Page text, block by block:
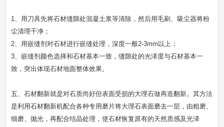
1、用刀具先将石材缝隙处混凝土浆等清除，然后用毛刷、吸尘器将粉
尘清理干净；
2、用嵌缝剂对石材进行嵌缝处理，深度一般2-3mm以上；
3、嵌缝剂颜色选择和石材基本一致，缝隙处的光泽度与石材基本一
致，突出体现石材地面整体效果。
五、石材翻新就是对石质尚好但表面受损的大理石做再造翻新。其方法
是利用石材翻新机配合各种专用磨片将大理石表面磨去一层，由粗磨、
细磨、抛光，再配合结晶处理，使石材恢复原有的天然质感及光泽